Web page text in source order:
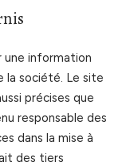
information
la société. Le site
précises que
responsable des
dans la mise à
des tiers